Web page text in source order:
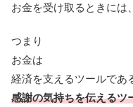
お金を受け取るときには
つまり
お金は
経済を支えるツールであ
感謝の気持ちを伝えるツ